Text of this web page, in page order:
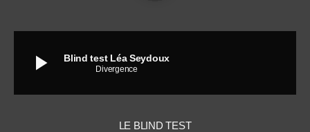
play_arrow Blind test Léa Seydoux
Divergence
LE BLIND TEST